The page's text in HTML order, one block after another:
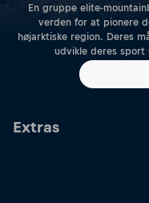
En gruppe elite-
verden for at pionere
højarktiske region. Deres
udvikle deres sport
Extras